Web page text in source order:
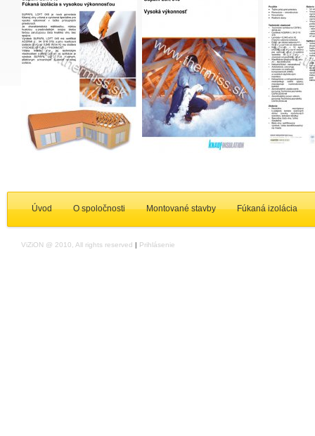
Úvod O spoločnosti Montované stavby Fúkaná izolácia
ViZiON @ 2010, All rights reserved | Prihlásenie